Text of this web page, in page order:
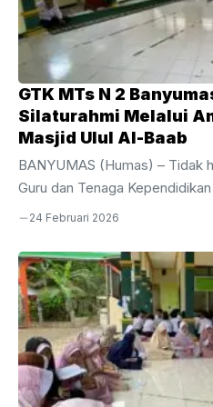
menjamin kenyamanan dan
mengerjakan soal. Bertindak
GTK MTs N 2
Silaturahmi Melalui
Masjid Ulul Al-Baab
BANYUMAS (Humas) – Tidak
Guru dan Tenaga
juga turut aktif
Kegiatan ini dilaksanakan
selesainya kegiatan Belajar
sesudah pelaksanaan sholat
Ulul Al-Baab. Agenda yang
pendidik dan kependidikan ini
untuk memperkuat spiritualitas
menjalankan tugas kedinasan,
24 Februari 2026